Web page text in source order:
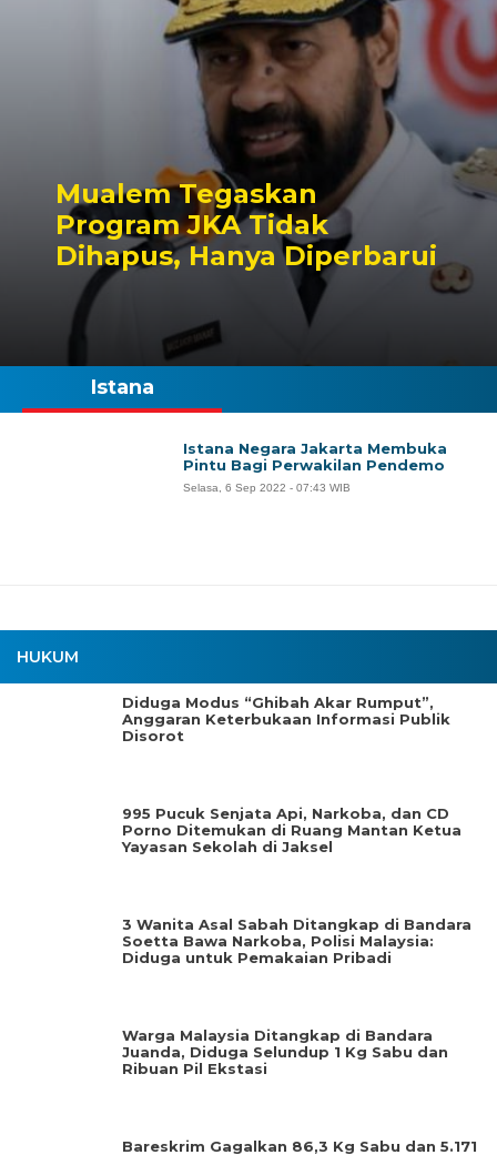
Mualem Tegaskan
Program JKA Tidak
Dihapus, Hanya Diperbarui
HUKUM
Diduga Modus “Ghibah Akar Rumput”,
Anggaran Keterbukaan Informasi Publik
Disorot
995 Pucuk Senjata Api, Narkoba, dan CD
Porno Ditemukan di Ruang Mantan Ketua
Yayasan Sekolah di Jaksel
3 Wanita Asal Sabah Ditangkap di Bandara
Soetta Bawa Narkoba, Polisi Malaysia:
Diduga untuk Pemakaian Pribadi
Warga Malaysia Ditangkap di Bandara
Juanda, Diduga Selundup 1 Kg Sabu dan
Ribuan Pil Ekstasi
Bareskrim Gagalkan 86,3 Kg Sabu dan 5.171
Istana
Istana Negara Jakarta Membuka
Pintu Bagi Perwakilan Pendemo
Selasa, 6 Sep 2022 - 07:43 WIB